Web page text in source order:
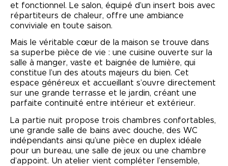
et fonctionnel. Le salon, équipé d’un insert bois avec
répartiteurs de chaleur, offre une ambiance
conviviale en toute saison.
Mais le véritable cœur de la maison se trouve dans
sa superbe pièce de vie : une cuisine ouverte sur la
salle à manger, vaste et baignée de lumière, qui
constitue l’un des atouts majeurs du bien. Cet
espace généreux et accueillant s’ouvre directement
sur une grande terrasse et le jardin, créant une
parfaite continuité entre intérieur et extérieur.
La partie nuit propose trois chambres confortables,
une grande salle de bains avec douche, des WC
indépendants ainsi qu’une pièce en duplex idéale
pour un bureau, une salle de jeux ou une chambre
d’appoint. Un atelier vient compléter l’ensemble,